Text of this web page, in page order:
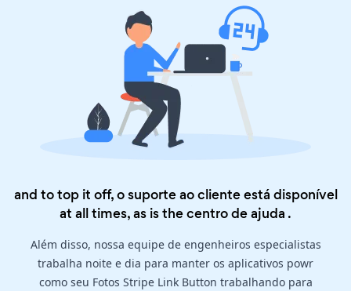
and to top it off, o suporte ao cliente está disponível
at all times, as is thecentro de ajuda .
Além disso, nossa equipe de engenheiros especialistas
trabalha noite e dia para manter os aplicativos powr
como seu Fotos Stripe Link Button trabalhando para